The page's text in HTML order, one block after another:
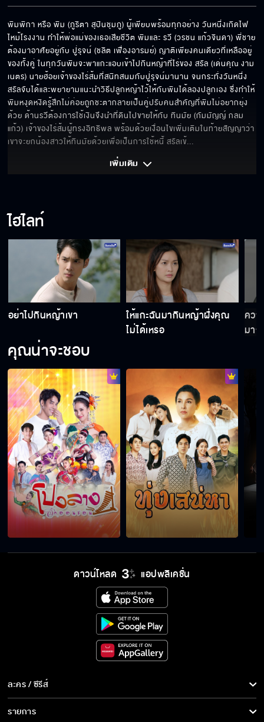
จากนี้ไปคุณเป็นเมียถูกต้องตามกฎหมายแล้วนะ
เรามีเรื่องต้องคุยกันหน่อย
เสร็จฉันแน่!!
ผมอยากรู้จักพิม!!
ยกน้องสาวแกให้ฉัน เป็นการใช้หนี้
เจ้าสาวบ้านไร่ คืนนี้เสนอเป็นตอนแรก
การแต่งงานเพราะเงินครั้งนี้ จะกลายเป็นความรัก
ไปได้ยังไง เริ่มตอนแรก 5 ต.ค.นี้
"เจ้าสาวบ้านไร่" เริ่ม 5 ต.ค.นี้
เจ้าสาวบ้านไร่ เร็วๆ นี้
พิมพิกา หรือ พิม (ภูริตา สุปินชุมภู) ผู้เพียบพร้อมทุกอย่าง วันหนึ่งเกิดไฟ
ไหม้โรงงาน ทำให้พ่อแม่ของเธอเสียชีวิต พิมและ รวี (วรชน แก้วจินดา) พี่ชาย
ต้องมาอาศัยอยู่กับ ปู่รุจน์ (ชลิต เฟื่องอารมย์) ญาติเพียงคนเดียวที่เหลืออยู่
ของทั้งคู่ ในทุกวันพิมจะพาแกะแอบเข้าไปกินหญ้าที่ไร่ของ สรัล (เด่นคุณ งาม
เนตร) นายฮ้อยเจ้าของไร่ส้มที่สนิทสนมกับปู่รุจน์มานาน จนกระทั่งวันหนึ่ง
สรัลจับได้และพยายามแนะนำวิธีปลูกหญ้าไว้ให้กับพิมได้ลองปลูกเอง ซึ่งทำให้
พิมหงุดหงิดรู้สึกไม่ค่อยถูกชะตากลายเป็นคู่ปรับคนสำคัญที่พิมไม่อยากยุ่ง
ด้วย ด้านรวีต้องการใช้เงินจึงนำที่ดินไปขายให้กับ ทินมัย (กัมมัญญ์ กลม
แก้ว) เจ้าของไร่ส้มผู้ทรงอิทธิพล พร้อมด้วยเงื่อนไขเพิ่มเติมในท้ายสัญญาว่า
เขาจะยกน้องสาวให้ทินมัยด้วยเพื่อเป็นการใช้หนี้ สรัลเข้...
เพิ่มเติม
ไฮไลท์
อย่าไปกินหญ้าเขา
ให้แกะฉันมากินหญ้าฝั่งคุณ
ไม่ได้เหรอ
ควา
มาก
คุณน่าจะชอบ
ดาวน์โหลด แอปพลิเคชั่น
ละคร / ซีรีส์
ละคร/ซีรีส์
รายการ